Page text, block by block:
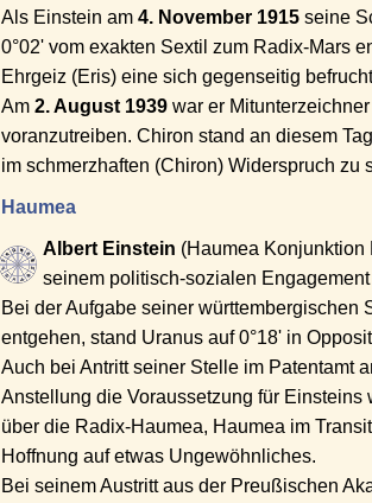
Als Einstein am 4. November 1915seine
0°02' vom exakten Sextil zum Radix-Mars
Ehrgeiz (Eris) eine sich gegenseitig
Am 2. August 1939war er
voranzutreiben. Chiron stand an diesem
im schmerzhaften (Chiron) Widerspruch
Haumea
Albert Einstein (Haumea Konjunktion
seinem politisch-sozialen
Bei der Aufgabe seiner württembergischen
entgehen, stand Uranus auf 0°18' in
Auch bei Antritt seiner Stelle im Patentamt
Anstellung die Voraussetzung für
über die Radix-Haumea, Haumea im
Hoffnung auf etwas Ungewöhnliches.
Bei seinem Austritt aus der Preußischen